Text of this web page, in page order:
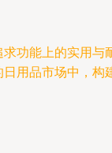
功能上的实用与
用品市场中，构